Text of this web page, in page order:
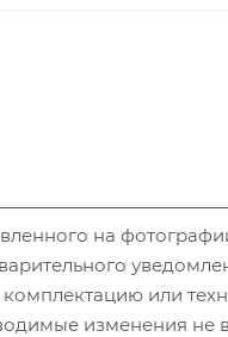
на
или
изменения не